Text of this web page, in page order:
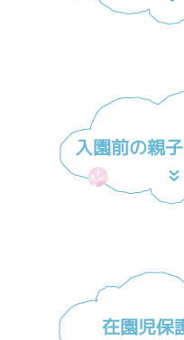
入園前の親
在園児保